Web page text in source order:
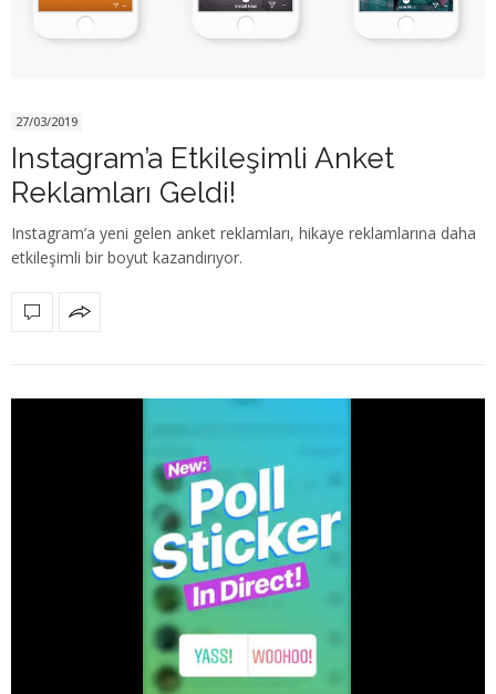
27/03/2019
Instagram’a Etkileşimli Anket
Reklamları Geldi!
Instagram’a yeni gelen anket reklamları, hikaye reklamlarına daha
etkileşimli bir boyut kazandırıyor.